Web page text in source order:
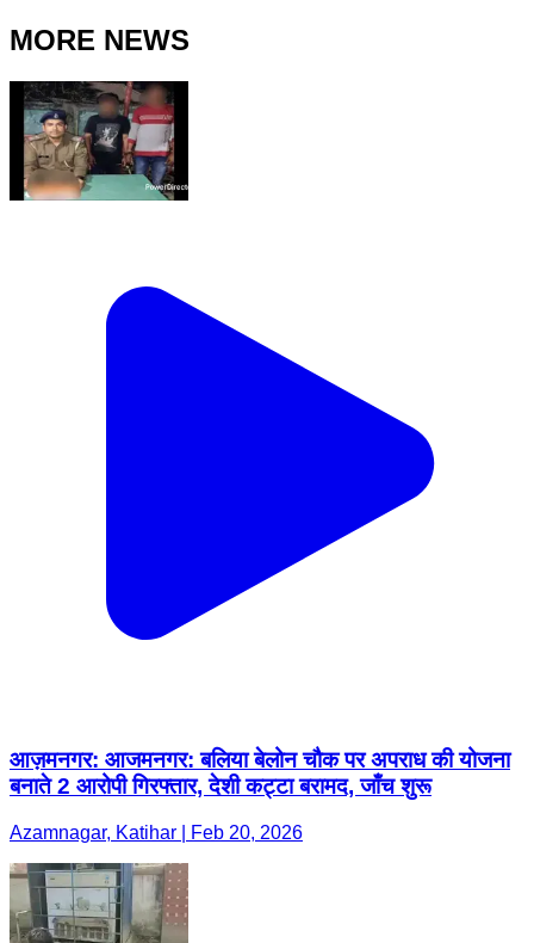
MORE NEWS
आज़मनगर: आजमनगर: बलिया बेलोन चौक पर अपराध की योजना
बनाते 2 आरोपी गिरफ्तार, देशी कट्टा बरामद, जाँच शुरू
Azamnagar, Katihar | Feb 20, 2026